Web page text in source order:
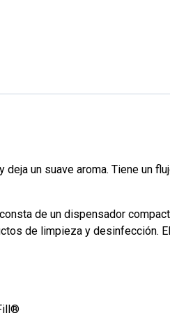
un suave aroma. Tiene un
de un dispensador
de limpieza y